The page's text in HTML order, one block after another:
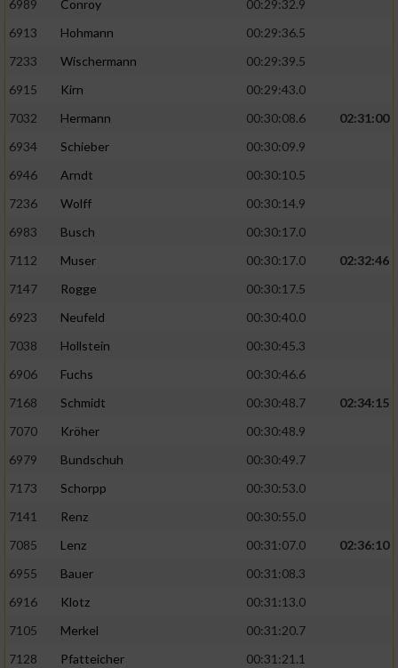
6989 Conroy
00:29:32.9
6913
Hohmann
00:29:36.5
7233
Wischermann
00:29:39.5
6915
Kirn
00:29:43.0
7032
Hermann 00:30:08.6
02:31:00
6934
Schieber
00:30:09.9
6946
Arndt
00:30:10.5
7236
Wolff
00:30:14.9
6983
Busch
00:30:17.0
7112
Muser 00:30:17.0
02:32:46
7147
Rogge
00:30:17.5
6923
Neufeld
00:30:40.0
7038
Hollstein
00:30:45.3
6906
Fuchs
00:30:46.6
7168
Schmidt 00:30:48.7
02:34:15
7070
Kröher
00:30:48.9
6979
Bundschuh
00:30:49.7
7173
Schorpp
00:30:53.0
7141
Renz
00:30:55.0
7085
Lenz 00:31:07.0
02:36:10
6955
Bauer
00:31:08.3
6916
Klotz
00:31:13.0
7105
Merkel
00:31:20.7
7128
Pfatteicher
00:31:21.1